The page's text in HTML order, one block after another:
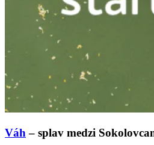
Váh – splav medzi